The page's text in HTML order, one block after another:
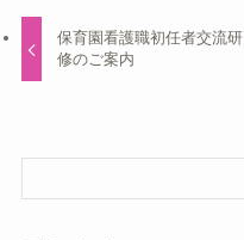
保育園看護職初任者交流研
修のご案内